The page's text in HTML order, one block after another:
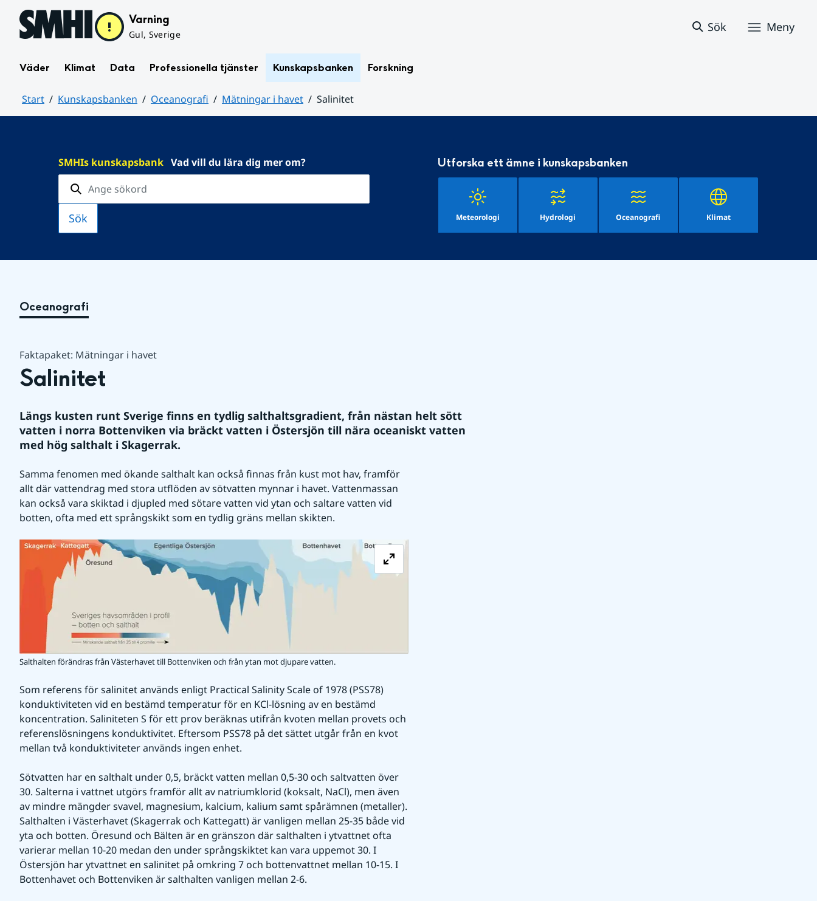
Hoppa till sidans innehåll Varning
Gul, Sverige
Sök Meny
Väder Klimat Data Professionella tjänster Kunskapsbanken Forskning
Start Kunskapsbanken Oceanografi Mätningar i havet
Salinitet
SMHIs kunskapsbank Vad vill du lära dig mer om? Utforska ett ämne i kunskapsbanken
Meteorologi Hydrologi Oceanografi Klimat
Oceanografi
Faktapaket: Mätningar i havet
Salinitet
Längs kusten runt Sverige finns en tydlig salthaltsgradient, från nästan helt sött
vatten i norra Bottenviken via bräckt vatten i Östersjön till nära oceaniskt vatten
med hög salthalt i Skagerrak.
Samma fenomen med ökande salthalt kan också finnas från kust mot hav, framför
allt där vattendrag med stora utflöden av sötvatten mynnar i havet. Vattenmassan
kan också vara skiktad i djupled med sötare vatten vid ytan och saltare vatten vid
botten, ofta med ett språngskikt som en tydlig gräns mellan skikten.
Förstora bilden
Salthalten förändras från Västerhavet till Bottenviken och från ytan mot djupare vatten.
Som referens för salinitet används enligt Practical Salinity Scale of 1978 (PSS78)
konduktiviteten vid en bestämd temperatur för en KCl-lösning av en bestämd
koncentration. Saliniteten S för ett prov beräknas utifrån kvoten mellan provets och
referenslösningens konduktivitet. Eftersom PSS78 på det sättet utgår från en kvot
mellan två konduktiviteter används ingen enhet.
Sötvatten har en salthalt under 0,5, bräckt vatten mellan 0,5-30 och saltvatten över
30. Salterna i vattnet utgörs framför allt av natriumklorid (koksalt, NaCl), men även
av mindre mängder svavel, magnesium, kalcium, kalium samt spårämnen (metaller).
Salthalten i Västerhavet (Skagerrak och Kattegatt) är vanligen mellan 25-35 både vid
yta och botten. Öresund och Bälten är en gränszon där salthalten i ytvattnet ofta
varierar mellan 10-20 medan den under språngskiktet kan vara uppemot 30. I
Östersjön har ytvattnet en salinitet på omkring 7 och bottenvattnet mellan 10-15. I
Bottenhavet och Bottenviken är salthalten vanligen mellan 2-6.